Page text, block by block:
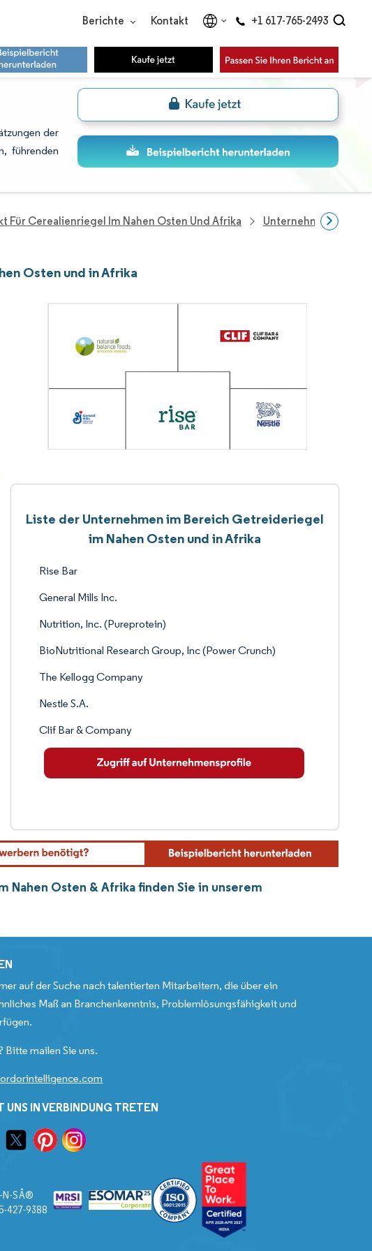
Berichte Kontakt +1 617-765-2493
UND
der
führenden
Für Cerealienriegel Im Nahen Osten Und Afrika Unternehmen Im
Osten und in Afrika
Liste der Unternehmen im Bereich Getreideriegel
im Nahen Osten und in Afrika
Rise Bar
General Mills Inc.
Nutrition, Inc. (Pureprotein)
BioNutritional Research Group, Inc (Power Crunch)
The Kellogg Company
Nestle S.A.
Clif Bar & Company
Osten & Afrika finden Sie in unserem
auf der Suche nach talentierten Mitarbeitern, die über ein
Maß an Branchenkenntnis, Problemlösungsfähigkeit und
Bitte mailen Sie uns.
IN VERBINDUNG TRETEN
N-SÂ®
427-9388